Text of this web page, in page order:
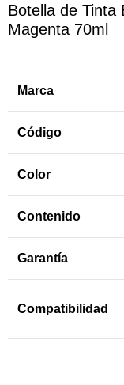
Botella de Tinta
Magenta 70ml
Marca
Código
Color
Contenido
Garantía
Compatibilidad